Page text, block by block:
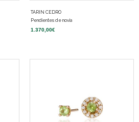
TARIN CEDRO
Pendientes de novia
1.370,00€